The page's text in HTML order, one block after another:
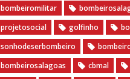
bombeiromilitar
projetosocial
golfinho
sonhodeserbombeiro
bombeirosalagoas
cbmal